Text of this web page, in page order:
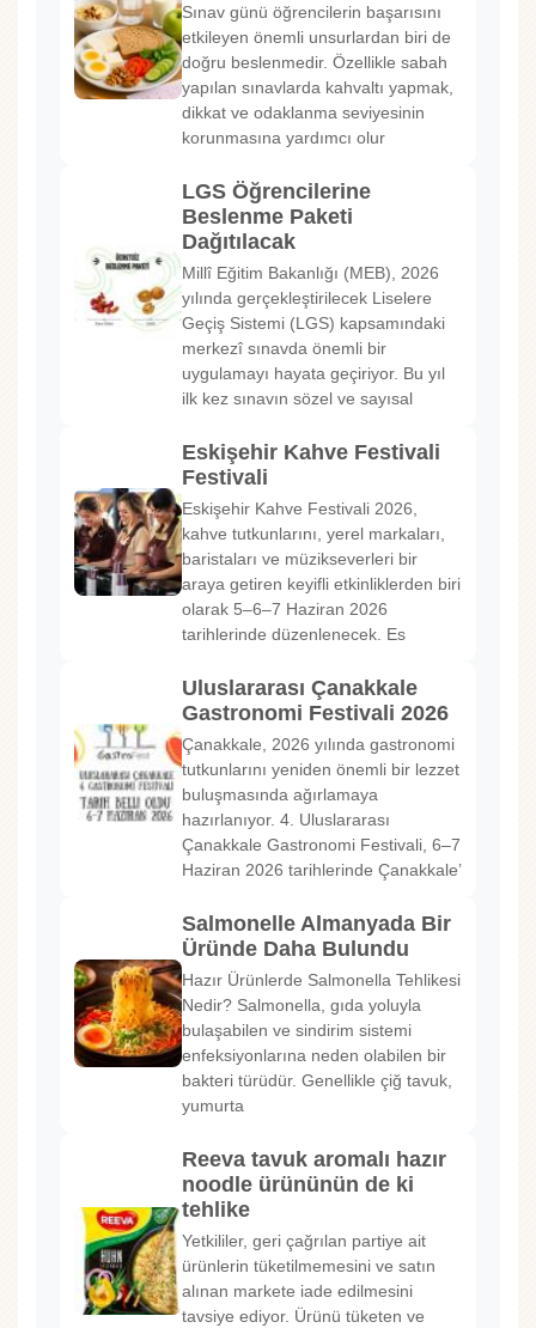
Sınav günü öğrencilerin başarısını
etkileyen önemli unsurlardan biri de
doğru beslenmedir. Özellikle sabah
yapılan sınavlarda kahvaltı yapmak,
dikkat ve odaklanma seviyesinin
korunmasına yardımcı olur
LGS Öğrencilerine
Beslenme Paketi
Dağıtılacak
Millî Eğitim Bakanlığı (MEB), 2026
yılında gerçekleştirilecek Liselere
Geçiş Sistemi (LGS) kapsamındaki
merkezî sınavda önemli bir
uygulamayı hayata geçiriyor. Bu yıl
ilk kez sınavın sözel ve sayısal
Eskişehir Kahve Festivali
Festivali
Eskişehir Kahve Festivali 2026,
kahve tutkunlarını, yerel markaları,
baristaları ve müzikseverleri bir
araya getiren keyifli etkinliklerden biri
olarak 5–6–7 Haziran 2026
tarihlerinde düzenlenecek. Es
Uluslararası Çanakkale
Gastronomi Festivali 2026
Çanakkale, 2026 yılında gastronomi
tutkunlarını yeniden önemli bir lezzet
buluşmasında ağırlamaya
hazırlanıyor. 4. Uluslararası
Çanakkale Gastronomi Festivali, 6–7
Haziran 2026 tarihlerinde Çanakkale’
Salmonelle Almanyada Bir
Üründe Daha Bulundu
Hazır Ürünlerde Salmonella Tehlikesi
Nedir? Salmonella, gıda yoluyla
bulaşabilen ve sindirim sistemi
enfeksiyonlarına neden olabilen bir
bakteri türüdür. Genellikle çiğ tavuk,
yumurta
Reeva tavuk aromalı hazır
noodle ürününün de ki
tehlike
Yetkililer, geri çağrılan partiye ait
ürünlerin tüketilmemesini ve satın
alınan markete iade edilmesini
tavsiye ediyor. Ürünü tüketen ve